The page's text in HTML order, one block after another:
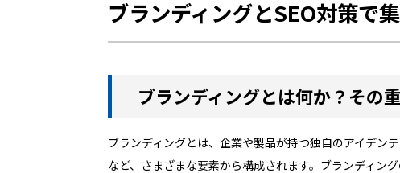
ブランディングとSEO対策で
ブランディングとは何か？その
ブランディングとは、企業や製品が持つ独自のアイデン
など、さまざまな要素から構成されます。ブランディン